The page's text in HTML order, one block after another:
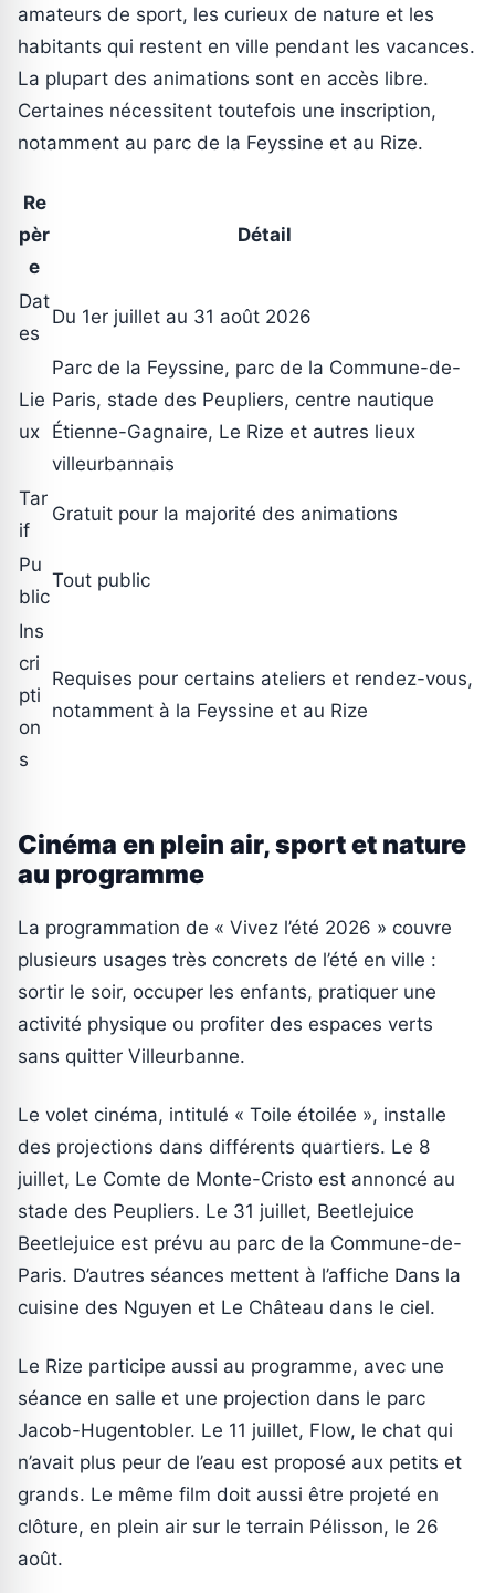
amateurs de sport, les curieux de nature et les
habitants qui restent en ville pendant les vacances.
La plupart des animations sont en accès libre.
Certaines nécessitent toutefois une inscription,
notamment au parc de la Feyssine et au Rize.
Re
pèr
e
Détail
Dat
es
Du 1er juillet au 31 août 2026
Lie
ux
Parc de la Feyssine, parc de la Commune-de-
Paris, stade des Peupliers, centre nautique
Étienne-Gagnaire, Le Rize et autres lieux
villeurbannais
Tar
if
Gratuit pour la majorité des animations
Pu
blic
Tout public
Ins
cri
pti
on
s
Requises pour certains ateliers et rendez-vous,
notamment à la Feyssine et au Rize
Cinéma en plein air, sport et nature
au programme
La programmation de « Vivez l’été 2026 » couvre
plusieurs usages très concrets de l’été en ville :
sortir le soir, occuper les enfants, pratiquer une
activité physique ou profiter des espaces verts
sans quitter Villeurbanne.
Le volet cinéma, intitulé « Toile étoilée », installe
des projections dans différents quartiers. Le 8
juillet, Le Comte de Monte-Cristo est annoncé au
stade des Peupliers. Le 31 juillet, Beetlejuice
Beetlejuice est prévu au parc de la Commune-de-
Paris. D’autres séances mettent à l’affiche Dans la
cuisine des Nguyen et Le Château dans le ciel.
Le Rize participe aussi au programme, avec une
séance en salle et une projection dans le parc
Jacob-Hugentobler. Le 11 juillet, Flow, le chat qui
n’avait plus peur de l’eau est proposé aux petits et
grands. Le même film doit aussi être projeté en
clôture, en plein air sur le terrain Pélisson, le 26
août.